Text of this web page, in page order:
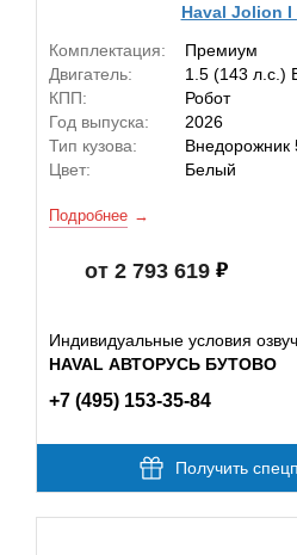
Haval Jolion I
Комплектация:
Премиум
Двигатель:
1.5 (143 л.с.)
КПП:
Робот
Год выпуска:
2026
Тип кузова:
Внедорожник
Цвет:
Белый
Подробнее
от 2 793 619
Индивидуальные условия
HAVAL АВТОРУСЬ БУТОВО
+7 (495) 153-35-84
Получить